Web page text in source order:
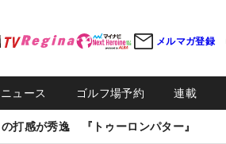
メルマガ登録
ュース ゴルフ場予約 連載
打感が秀逸 『トゥーロンパター』